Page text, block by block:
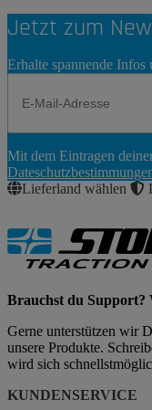
Jetzt zum
Erhalte spannende
Abonnieren
Mit dem Eintragen
Lieferland wählen
Brauchst du Support?
Gerne unterstützen wir
unsere Produkte.
wird sich
KUNDENSERVICE